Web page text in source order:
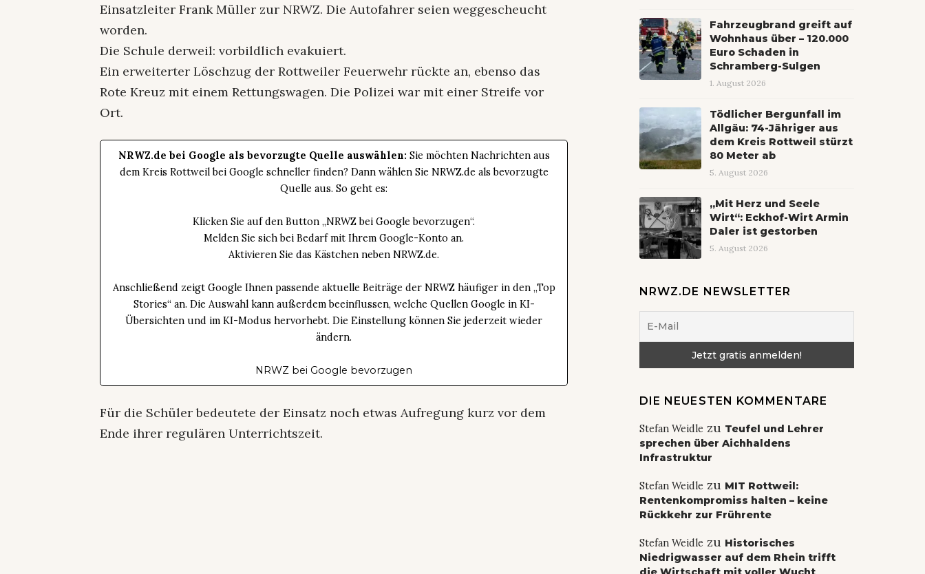
Einsatzleiter Frank Müller zur NRWZ. Die Autofahrer seien weggescheucht
worden.
Die Schule derweil: vorbildlich evakuiert.
Ein erweiterter Löschzug der Rottweiler Feuerwehr rückte an, ebenso das
Rote Kreuz mit einem Rettungswagen. Die Polizei war mit einer Streife vor
Ort.
NRWZ.de bei Google als bevorzugte Quelle auswählen: Sie möchten Nachrichten aus
dem Kreis Rottweil bei Google schneller finden? Dann wählen Sie NRWZ.de als bevorzugte
Quelle aus. So geht es:
Klicken Sie auf den Button „NRWZ bei Google bevorzugen“.
Melden Sie sich bei Bedarf mit Ihrem Google-Konto an.
Aktivieren Sie das Kästchen neben NRWZ.de.
Anschließend zeigt Google Ihnen passende aktuelle Beiträge der NRWZ häufiger in den „Top
Stories“ an. Die Auswahl kann außerdem beeinflussen, welche Quellen Google in KI-
Übersichten und im KI-Modus hervorhebt. Die Einstellung können Sie jederzeit wieder
ändern.
NRWZ bei Google bevorzugen
Für die Schüler bedeutete der Einsatz noch etwas Aufregung kurz vor dem
Ende ihrer regulären Unterrichtszeit.
Fahrzeugbrand greift auf
Wohnhaus über – 120.000
Euro Schaden in
Schramberg-Sulgen
1. August 2026
Tödlicher Bergunfall im
Allgäu: 74-Jähriger aus
dem Kreis Rottweil stürzt
80 Meter ab
5. August 2026
„Mit Herz und Seele
Wirt“: Eckhof-Wirt Armin
Daler ist gestorben
5. August 2026
NRWZ.DE NEWSLETTER
DIE NEUESTEN KOMMENTARE
Stefan Weidle zu Teufel und Lehrer
sprechen über Aichhaldens
Infrastruktur
Stefan Weidle zu MIT Rottweil:
Rentenkompromiss halten – keine
Rückkehr zur Frührente
Stefan Weidle zu Historisches
Niedrigwasser auf dem Rhein trifft